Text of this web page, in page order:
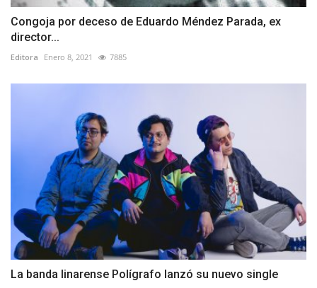
Congoja por deceso de Eduardo Méndez Parada, ex
director...
Editora Enero 8, 2021 7885
La banda linarense Polígrafo lanzó su nuevo single